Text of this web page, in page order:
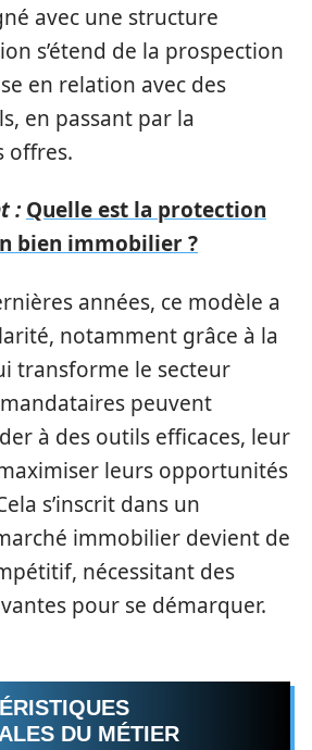
avec une structure
s’étend de la prospection
en relation avec des
en passant par la
offres.
: Quelle est la protection
bien immobilier ?
années, ce modèle a
notamment grâce à la
transforme le secteur
peuvent
à des outils efficaces, leur
leurs opportunités
s’inscrit dans un
immobilier devient de
nécessitant des
pour se démarquer.
DU MÉTIER